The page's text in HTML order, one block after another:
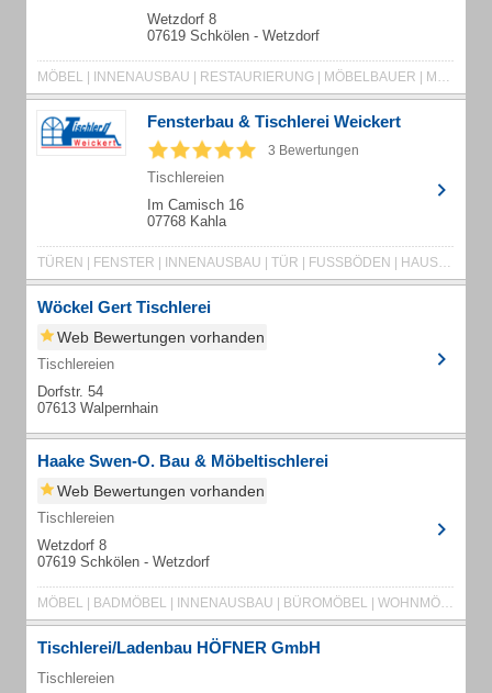
Wetzdorf 8
07619 Schkölen - Wetzdorf
MÖBEL | INNENAUSBAU | RESTAURIERUNG | MÖBELBAUER | MÖBELTISCHLEREI | BADMÖBEL | WOHNMÖBEL | DACHSCHRÄGEN | BÜROMÖBEL | GASTRONOMIEMÖBEL | ARZTPRAXEN | PRAXISEINRICHTUNGEN | LADENEINRICHTUNGEN | LADENBAU | SONDERANFERTIGUNGEN | FENSTER | TÜREN | TORE
Fensterbau & Tischlerei Weickert
3 Bewertungen
Tischlereien
Im Camisch 16
07768 Kahla
TÜREN | FENSTER | INNENAUSBAU | TÜR | FUSSBÖDEN | HAUSTÜREN | BÖDEN | DACHFLÄCHENFENSTER | CARPORTS | ELEKTROBEDIENUNG | GLASTRENNWÄNDE | HOLZBAU | INSEKTENSCHUTZ | JALOUSIEN | KREATIVES | LAMINATBODEN | MARKISEN | NIEDRIGENERGIE-BAUELEMENTE | ORNAMENTGLÄSER | PLISSEE-FALTSTORES | ROLLLADEN | ROLLTOR | SONNENSCHUTZGLAS | TREPPEN | TERRASSENÜBERDACHUNGEN | VORDÄCHER | WINTERGÄRTEN
Wöckel Gert Tischlerei
Web Bewertungen vorhanden
Tischlereien
Dorfstr. 54
07613 Walpernhain
Haake Swen-O. Bau & Möbeltischlerei
Web Bewertungen vorhanden
Tischlereien
Wetzdorf 8
07619 Schkölen - Wetzdorf
MÖBEL | BADMÖBEL | INNENAUSBAU | BÜROMÖBEL | WOHNMÖBEL
Tischlerei/Ladenbau HÖFNER GmbH
Tischlereien